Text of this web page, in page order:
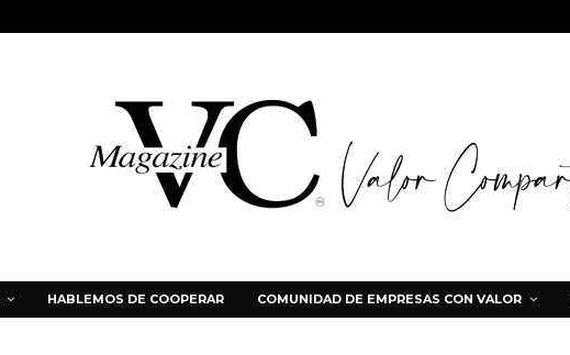
HABLEMOS DE COOPERAR COMUNIDAD DE EMPRESAS CON VALOR